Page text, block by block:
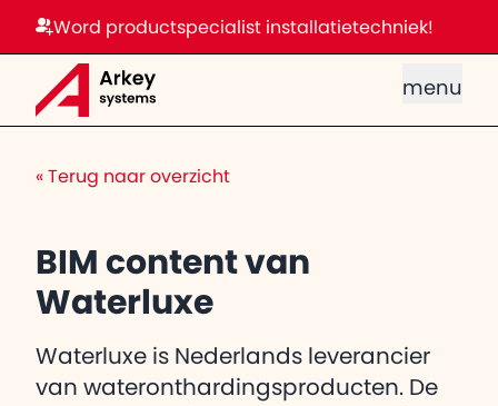
Word productspecialist installatietechniek!
menu
« Terug naar overzicht
BIM content van
Waterluxe
Waterluxe is Nederlands leverancier
van wateronthardingsproducten. De